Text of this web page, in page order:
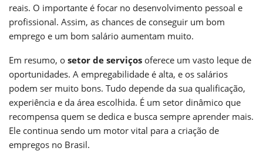
reais. O importante é focar no desenvolvimento pessoal e
profissional. Assim, as chances de conseguir um bom
emprego e um bom salário aumentam muito.
Em resumo, o setor de serviços oferece um vasto leque de
oportunidades. A empregabilidade é alta, e os salários
podem ser muito bons. Tudo depende da sua qualificação,
experiência e da área escolhida. É um setor dinâmico que
recompensa quem se dedica e busca sempre aprender mais.
Ele continua sendo um motor vital para a criação de
empregos no Brasil.